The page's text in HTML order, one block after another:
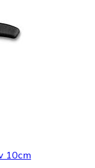
10cm